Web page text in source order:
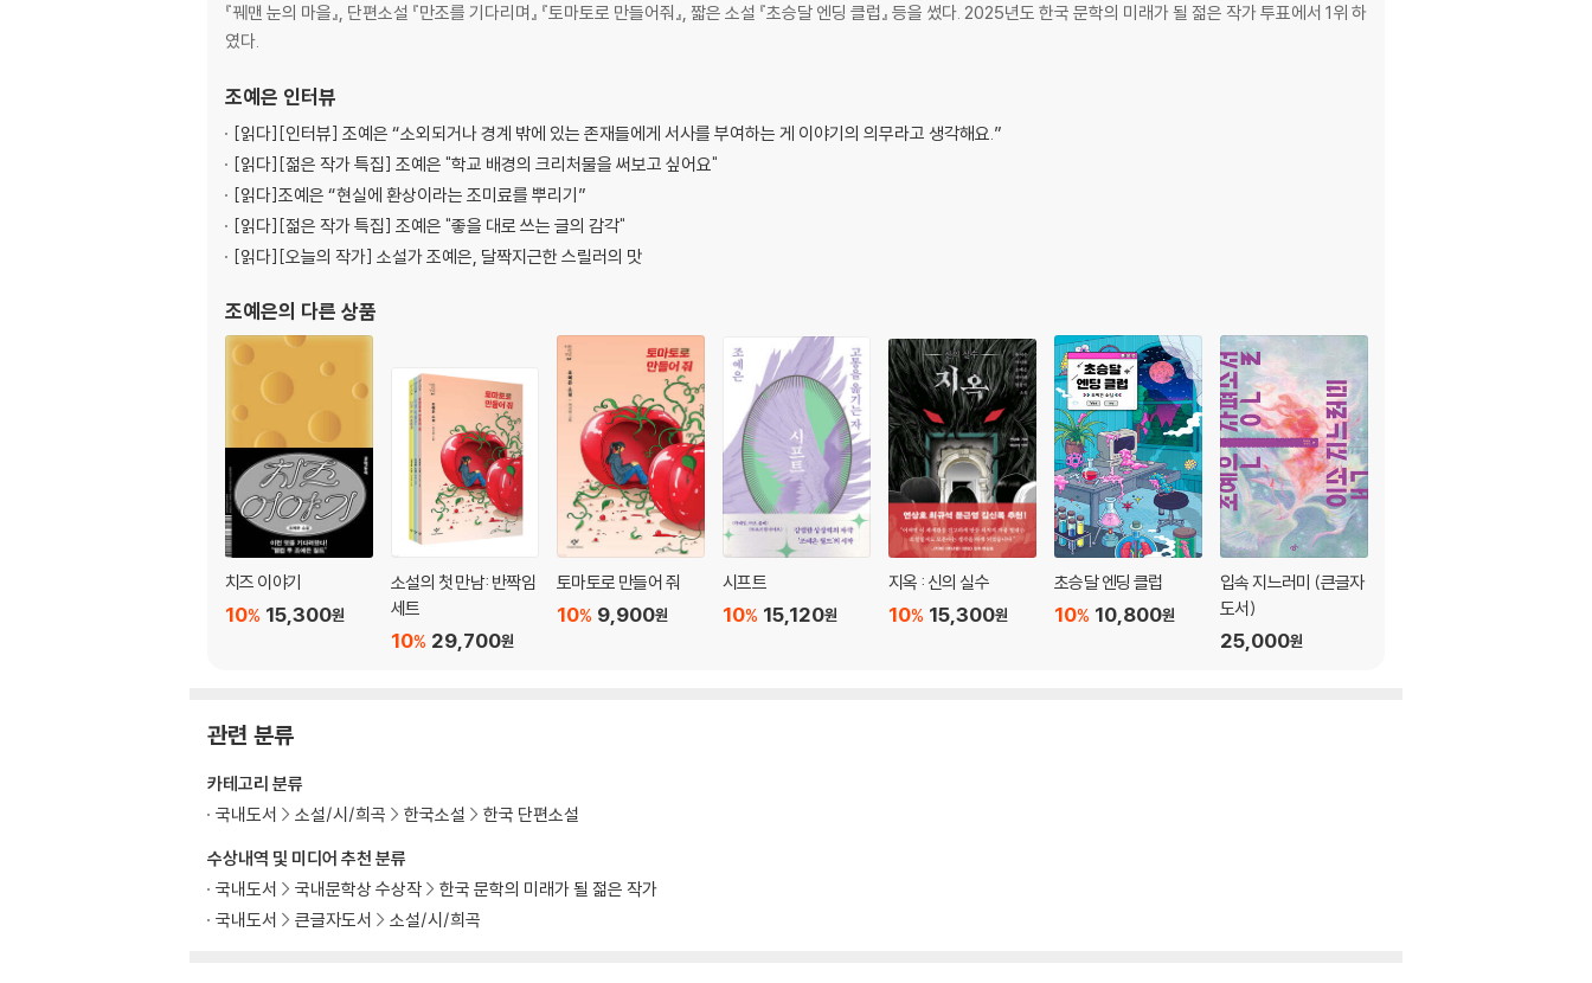
『꿰맨 눈의 마을』, 단편소설 『만조를 기다리며』 『토마토로 만들어줘』, 짧은 소설 『초승달 엔딩 클럽』 등을 썼다. 2025년도 한국 문학의 미래가 될 젊은 작가 투표에서 1위 하
였다.
조예은 인터뷰
[읽다][인터뷰] 조예은 “소외되거나 경계 밖에 있는 존재들에게 서사를 부여하는 게 이야기의 의무라고 생각해요.”
[읽다][젊은 작가 특집] 조예은 "학교 배경의 크리처물을 써보고 싶어요"
[읽다]조예은 “현실에 환상이라는 조미료를 뿌리기”
[읽다][젊은 작가 특집] 조예은 "좋을 대로 쓰는 글의 감각"
[읽다][오늘의 작가] 소설가 조예은, 달짝지근한 스릴러의 맛
조예은의 다른 상품
치즈 이야기
15,300원
10%
소설의 첫 만남: 반짝임
세트
29,700원
10%
토마토로 만들어 줘
9,900원
10%
시프트
15,120원
10%
지옥 : 신의 실수
15,300원
10%
초승달 엔딩 클럽
10,800원
10%
입속 지느러미 (큰글자
도서)
25,000원
관련 분류
수상내역 및 미디어 추천 분류
국내도서
국내문학상 수상작
한국 문학의 미래가 될 젊은 작가
국내도서
큰글자도서 소설/시/희곡
카테고리 분류
국내도서
소설/시/희곡 한국소설 한국 단편소설